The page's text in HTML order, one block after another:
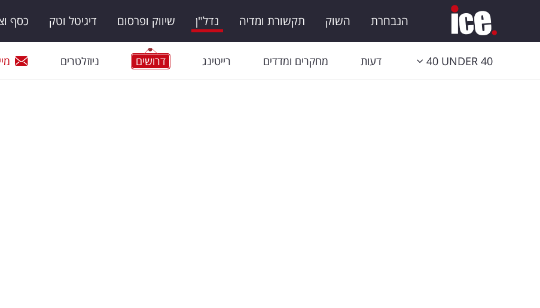
הנבחרת השוק תקשורת ומדיה נדל"ן שיווק ופרסום דיגיטל וטק כסף
40 UNDER 40 דעות מחקרים ומדדים רייטינג דרושים ניוזלטרים